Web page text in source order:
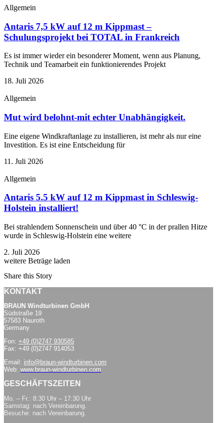
Allgemein
Antaris 7,5 kW auf 12 m Kippmast –
Schulungsprojekt bei TOTAL in Frankreich
Es ist immer wieder ein besonderer Moment, wenn aus Planung,
Technik und Teamarbeit ein funktionierendes Projekt
18. Juli 2026
Allgemein
Mut wird belohnt-mit echter Unabhängigkeit.
Eine eigene Windkraftanlage zu installieren, ist mehr als nur eine
Investition. Es ist eine Entscheidung für
11. Juli 2026
Allgemein
Antaris 5.5 kW auf 12 m Kippmast in Schleswig-
Holstein installiert!
Bei strahlendem Sonnenschein und über 40 °C in der prallen Hitze
wurde in Schleswig-Holstein eine weitere
2. Juli 2026
weitere Beträge laden
Share this Story
KONTAKT
BRAUN Windturbinen GmbH
Südstraße 19
57583 Nauroth
Germany
Fon: +49 (0)2747 930585
Fax: +49 (0)2747 914053
Email: info@braun-windturbinen.com
Web: www.braun-windturbinen.com
GESCHÄFTSZEITEN
Mo. – Fr.: 8:30 Uhr – 17:30 Uhr
Samstag: nach Vereinbarung.
Besuche: nach Vereinbarung.